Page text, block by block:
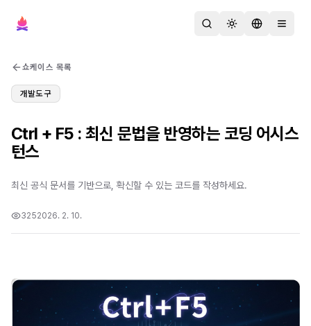
검색 테마 변경언어 변경메뉴 열
쇼케이스 목록
개발도구
Ctrl + F5 : 최신 문법을 반영하는 코딩 어시스
턴스
최신 공식 문서를 기반으로, 확신할 수 있는 코드를 작성하세요.
3252026. 2. 10.